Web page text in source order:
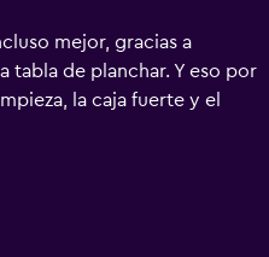
mejor, gracias a
tabla de planchar. Y eso por
la caja fuerte y el